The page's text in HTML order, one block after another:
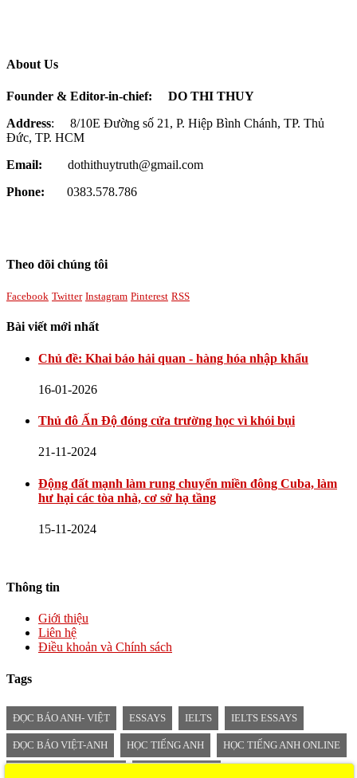
About Us
Founder & Editor-in-chief:
DO THI THUY
Address: 8/10E Đường số 21, P. Hiệp Bình Chánh, TP. Thủ
Đức, TP. HCM
Email: dothithuytruth@gmail.com
Phone: 0383.578.786
Theo dõi chúng tôi
Facebook Twitter Instagram Pinterest RSS
Bài viết mới nhất
Chủ đề: Khai báo hải quan - hàng hóa nhập khẩu
16-01-2026
Thủ đô Ấn Độ đóng cửa trường học vì khói bụi
21-11-2024
Động đất mạnh làm rung chuyển miền đông Cuba, làm
hư hại các tòa nhà, cơ sở hạ tầng
15-11-2024
Thông tin
Giới thiệu
Liên hệ
Điều khoản và Chính sách
Tags
ĐỌC BÁO ANH- VIỆT ESSAYS IELTS IELTS ESSAYS
ĐỌC BÁO VIỆT-ANH HỌC TIẾNG ANH HỌC TIẾNG ANH ONLINE